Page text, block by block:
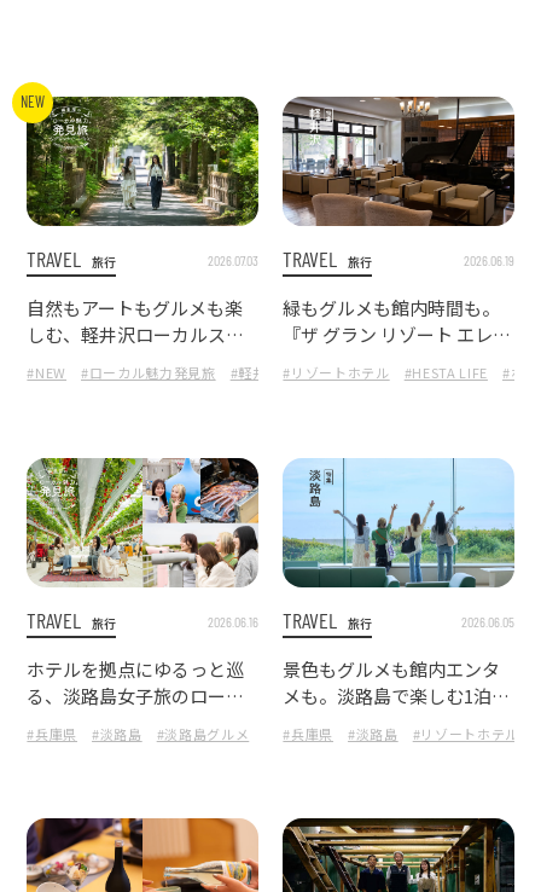
NEW
TRAVEL 旅行 2026.07.03
自然もアートもグルメも楽
しむ、軽井沢ローカルスポ
#NEW #ローカル魅力発見旅 #軽井沢 #長野県 #ザグランリゾートエレガン
TRAVEL 旅行 2026.06.19
緑もグルメも館内時間も。
『ザ グラン リゾート エレガ
レストリゾートステイ
#リゾートホテル #HESTA LIFE #ホ
TRAVEL 旅行 2026.06.16
ホテルを拠点にゆるっと巡
る、淡路島女子旅のローカ
ルスポット
#兵庫県 #淡路島 #淡路島グルメ #HESTA LIFE #ローカル魅力発見旅 #ザ
TRAVEL 旅行 2026.06.05
景色もグルメも館内エンタ
メも。淡路島で楽しむ1泊2
日の女子旅ホテルステイ
#兵庫県 #淡路島 #リゾートホテル